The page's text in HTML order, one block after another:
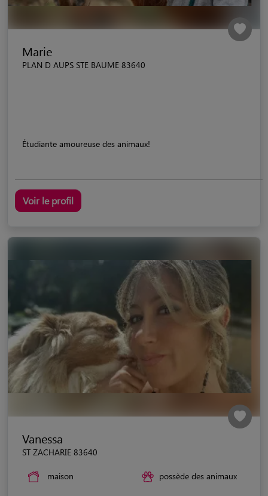
Marie
PLAN D AUPS STE BAUME 83640
Étudiante amoureuse des animaux!
Voir le profil
Vanessa
ST ZACHARIE 83640
maison possède des animaux